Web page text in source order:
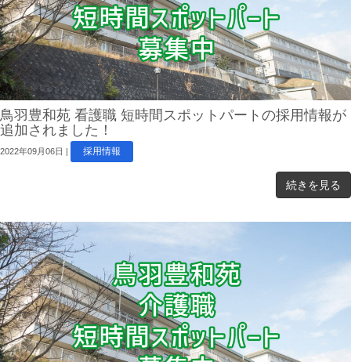
鳥羽豊和苑 看護職 短時間スポットパートの採用情報が
追加されました！
2022年09月06日 | 採用情報
続きを見る